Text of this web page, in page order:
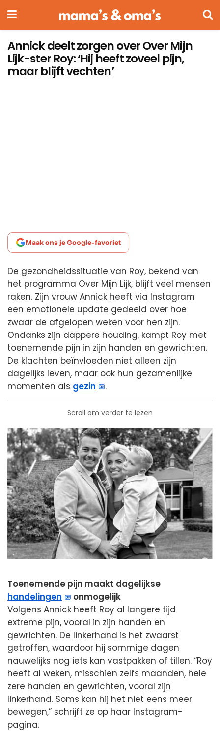
Annick deelt zorgen over Over Mijn
Lijk-ster Roy: ‘Hij heeft zoveel pijn,
maar blijft vechten’
Maak ons je Google-favoriet
De gezondheidssituatie van Roy, bekend van
het programma Over Mijn Lijk, blijft veel mensen
raken. Zijn vrouw Annick heeft via Instagram
een emotionele update gedeeld over hoe
zwaar de afgelopen weken voor hen zijn.
Ondanks zijn dappere houding, kampt Roy met
toenemende pijn in zijn handen en gewrichten.
De klachten beïnvloeden niet alleen zijn
dagelijks leven, maar ook hun gezamenlijke
momenten als gezin .
Scroll om verder te lezen
Toenemende pijn maakt dagelijkse
handelingen
onmogelijk
Volgens Annick heeft Roy al langere tijd
extreme pijn, vooral in zijn handen en
gewrichten. De linkerhand is het zwaarst
getroffen, waardoor hij sommige dagen
nauwelijks nog iets kan vastpakken of tillen. “Roy
heeft al weken, misschien zelfs maanden, hele
zere handen en gewrichten, vooral zijn
linkerhand. Soms kan hij het niet eens meer
bewegen,” schrijft ze op haar Instagram-
pagina.